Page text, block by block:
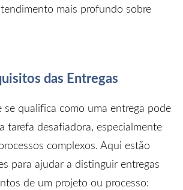
mais profundo sobre
das Entregas
qualifica como uma entrega pode
tarefa desafiadora, especialmente
complexos. Aqui estão
para ajudar a distinguir entregas
de um projeto ou processo: